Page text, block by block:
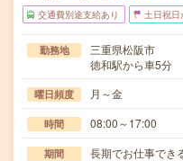
交通費別途支給あり 土日祝日
勤務地
三重県松阪市
徳和駅から車5分
曜日頻度 月～金
時間 08:00～17:00
期間 長期でお仕事でき